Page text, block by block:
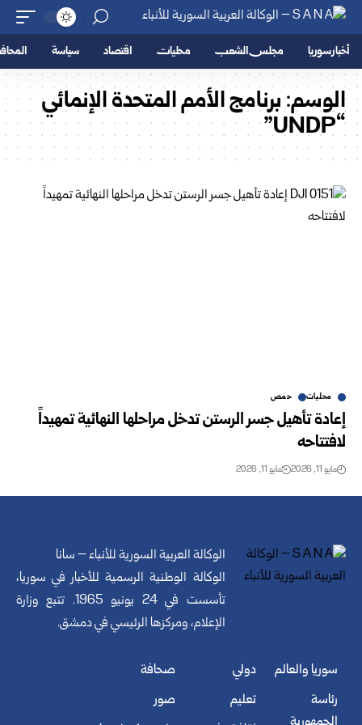
أخبار سوريا مجلس الشعب محليات اقتصاد سياسة
الوسم:برنامج الأمم المتحدة الإنمائي
“UNDP”
محليات حمص
إعادة تأهيل جسر الرستن تدخل مراحلها النهائية تمهيداً
لافتتاحه
مايو 11, 2026 مايو 11, 2026
الوكالة العربية السورية للأنباء – سانا
الوكالة الوطنية الرسمية للأخبار في سوريا،
تأسست في 24 يونيو 1965. تتبع وزارة
الإعلام، ومركزها الرئيسي في دمشق.
سوريا والعالم
رئاسة
دولي
تعليم
صحافة
صور